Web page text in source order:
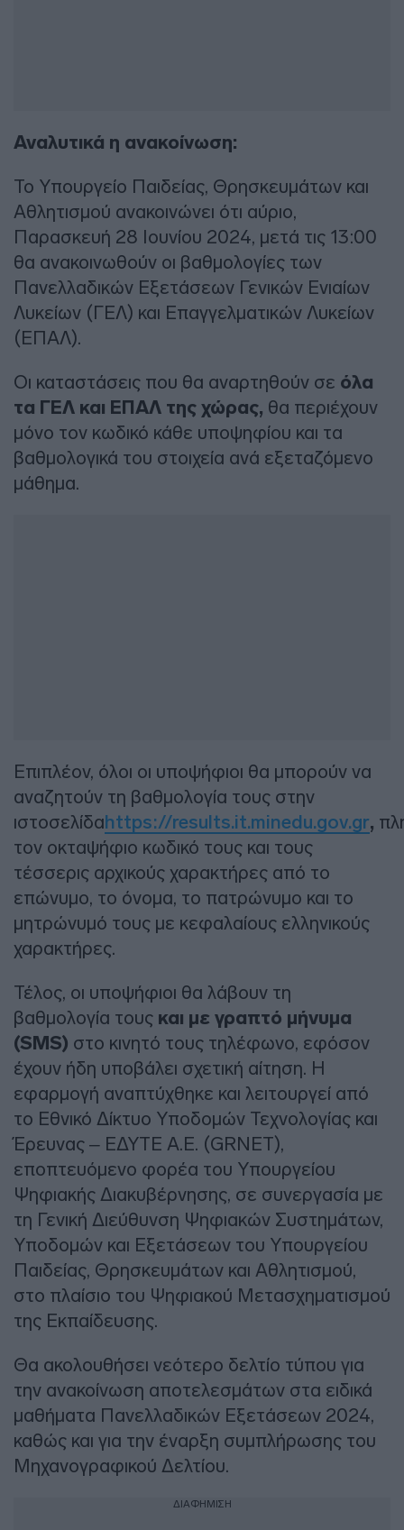
Αναλυτικά η ανακοίνωση:
Το Υπουργείο Παιδείας, Θρησκευμάτων και
Αθλητισμού ανακοινώνει ότι αύριο,
Παρασκευή 28 Ιουνίου 2024, μετά τις 13:00
θα ανακοινωθούν οι βαθμολογίες των
Πανελλαδικών Εξετάσεων Γενικών Ενιαίων
Λυκείων (ΓΕΛ) και Επαγγελματικών Λυκείων
(ΕΠΑΛ).
Οι καταστάσεις που θα αναρτηθούν σε όλα
τα ΓΕΛ και ΕΠΑΛ της χώρας, θα περιέχουν
μόνο τον κωδικό κάθε υποψηφίου και τα
βαθμολογικά του στοιχεία ανά εξεταζόμενο
μάθημα.
Επιπλέον, όλοι οι υποψήφιοι θα μπορούν να
αναζητούν τη βαθμολογία τους στην
ιστοσελίδαhttps://results.it.minedu.gov.gr,
τον οκταψήφιο κωδικό τους και τους
τέσσερις αρχικούς χαρακτήρες από το
επώνυμο, το όνομα, το πατρώνυμο και το
μητρώνυμό τους με κεφαλαίους ελληνικούς
χαρακτήρες.
Τέλος, οι υποψήφιοι θα λάβουν τη
βαθμολογία τους και με γραπτό μήνυμα
(SMS) στο κινητό τους τηλέφωνο, εφόσον
έχουν ήδη υποβάλει σχετική αίτηση. Η
εφαρμογή αναπτύχθηκε και λειτουργεί από
το Εθνικό Δίκτυο Υποδομών Τεχνολογίας και
Έρευνας – ΕΔΥΤΕ Α.Ε. (GRNET),
εποπτευόμενο φορέα του Υπουργείου
Ψηφιακής Διακυβέρνησης, σε συνεργασία με
τη Γενική Διεύθυνση Ψηφιακών Συστημάτων,
Υποδομών και Εξετάσεων του Υπουργείου
Παιδείας, Θρησκευμάτων και Αθλητισμού,
στο πλαίσιο του Ψηφιακού Μετασχηματισμού
της Εκπαίδευσης.
Θα ακολουθήσει νεότερο δελτίο τύπου για
την ανακοίνωση αποτελεσμάτων στα ειδικά
μαθήματα Πανελλαδικών Εξετάσεων 2024,
καθώς και για την έναρξη συμπλήρωσης του
Μηχανογραφικού Δελτίου.
ΔΙΑΦΗΜΙΣΗ